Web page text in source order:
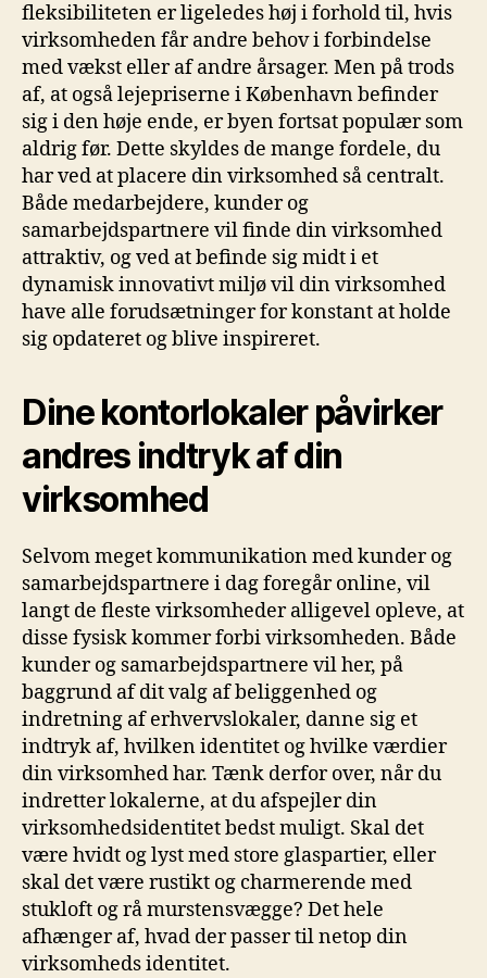
fleksibiliteten er ligeledes høj i forhold til, hvis
virksomheden får andre behov i forbindelse
med vækst eller af andre årsager. Men på trods
af, at også lejepriserne i København befinder
sig i den høje ende, er byen fortsat populær som
aldrig før. Dette skyldes de mange fordele, du
har ved at placere din virksomhed så centralt.
Både medarbejdere, kunder og
samarbejdspartnere vil finde din virksomhed
attraktiv, og ved at befinde sig midt i et
dynamisk innovativt miljø vil din virksomhed
have alle forudsætninger for konstant at holde
sig opdateret og blive inspireret.
Dine kontorlokaler påvirker
andres indtryk af din
virksomhed
Selvom meget kommunikation med kunder og
samarbejdspartnere i dag foregår online, vil
langt de fleste virksomheder alligevel opleve, at
disse fysisk kommer forbi virksomheden. Både
kunder og samarbejdspartnere vil her, på
baggrund af dit valg af beliggenhed og
indretning af erhvervslokaler, danne sig et
indtryk af, hvilken identitet og hvilke værdier
din virksomhed har. Tænk derfor over, når du
indretter lokalerne, at du afspejler din
virksomhedsidentitet bedst muligt. Skal det
være hvidt og lyst med store glaspartier, eller
skal det være rustikt og charmerende med
stukloft og rå murstensvægge? Det hele
afhænger af, hvad der passer til netop din
virksomheds identitet.